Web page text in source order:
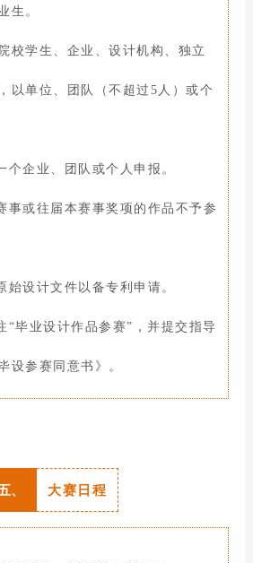
生。
校学生、企业、设计机构、独立
以单位、团队（不超过5人）或个
企业、团队或个人申报。
事或往届本赛事奖项的作品不予参
设计文件以备专利申请。
“毕业设计作品参赛”，并提交指导
设参赛同意书》。
、 大赛日程